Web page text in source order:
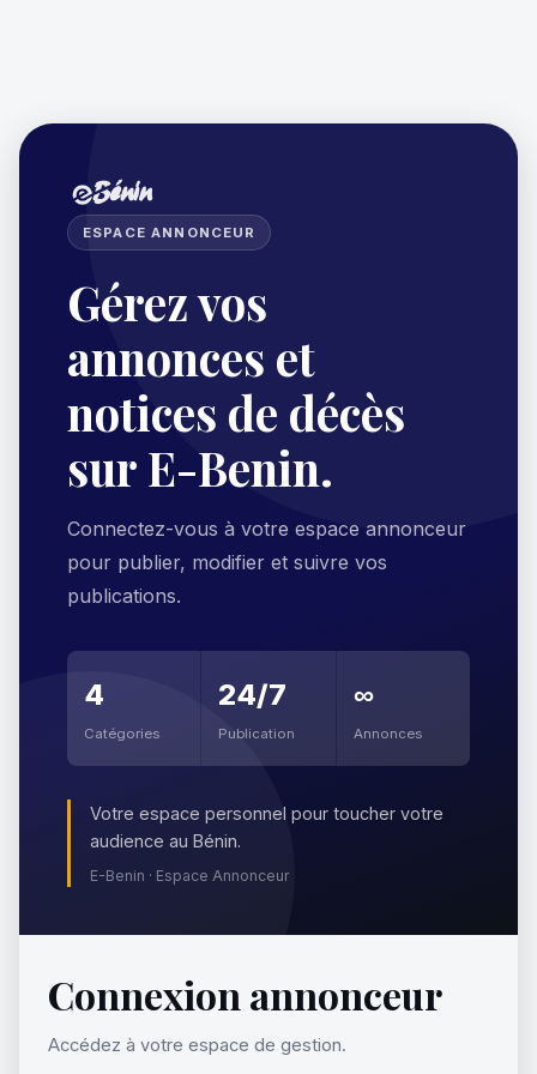
ESPACE ANNONCEUR
Gérez vos
annonces et
notices de décès
sur E-Benin.
Connectez-vous à votre espace annonceur
pour publier, modifier et suivre vos
publications.
4
Catégories
24/7
Publication
∞
Annonces
Votre espace personnel pour toucher votre
audience au Bénin.
E-Benin · Espace Annonceur
Connexion annonceur
Accédez à votre espace de gestion.